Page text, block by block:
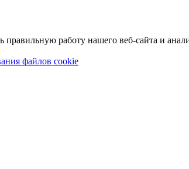
работу нашего веб-сайта и
файлов cookie